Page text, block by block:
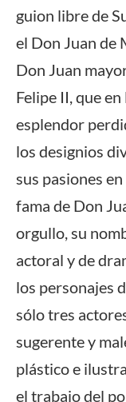
guion libre de
el Don Juan de
Don Juan
Felipe II, que
esplendor
los designios
sus pasiones
fama de Don
orgullo, su
actoral y de
los personajes
sólo tres
sugerente y
plástico e
el trabajo del